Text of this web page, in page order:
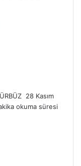
Bir
e-
28 Kasım
okuma süresi